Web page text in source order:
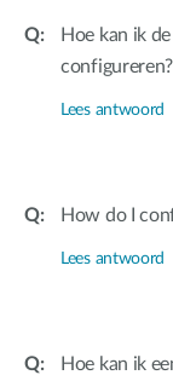
Hoe kan ik
configureren?
Lees antwoord
How do I
Lees antwoord
Hoe kan ik